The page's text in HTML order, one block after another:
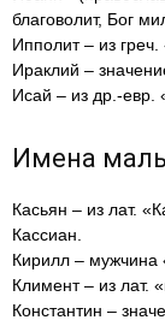
благоволит, Бог
Ипполит – из греч.
Ираклий –
Исай – из др.-евр.
Имена
Касьян – из лат.
Кассиан.
Кирилл – мужчина
Климент – из лат.
Константин –